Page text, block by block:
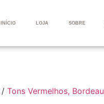
INÍCIO LOJA SOBRE
/ Tons Vermelhos,